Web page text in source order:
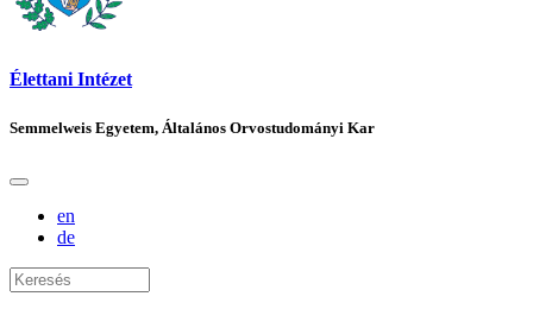
Élettani Intézet
Semmelweis Egyetem, Általános Orvostudományi Kar
en
de